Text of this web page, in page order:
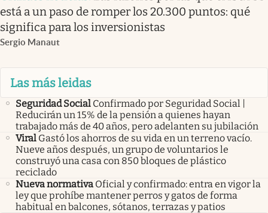
está a un paso de romper los 20.300 puntos: qué
significa para los inversionistas
Sergio Manaut
Las más leidas
Seguridad Social Confirmado por Seguridad Social |
Reducirán un 15% de la pensión a quienes hayan
trabajado más de 40 años, pero adelanten su jubilación
Viral Gastó los ahorros de su vida en un terreno vacío.
Nueve años después, un grupo de voluntarios le
construyó una casa con 850 bloques de plástico
reciclado
Nueva normativa Oficial y confirmado: entra en vigor la
ley que prohíbe mantener perros y gatos de forma
habitual en balcones, sótanos, terrazas y patios